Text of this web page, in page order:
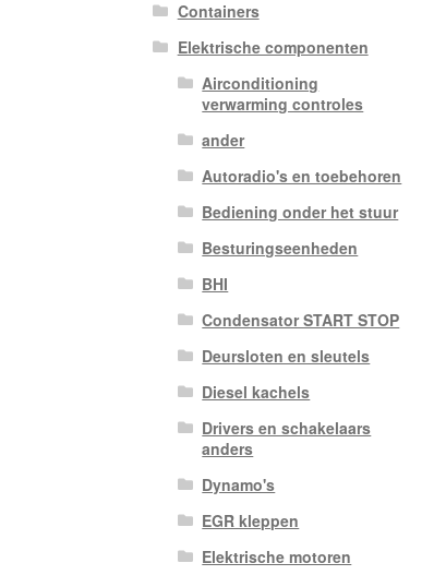
Containers
Elektrische componenten
Airconditioning
verwarming controles
ander
Autoradio's en toebehoren
Bediening onder het stuur
Besturingseenheden
BHI
Condensator START STOP
Deursloten en sleutels
Diesel kachels
Drivers en schakelaars
anders
Dynamo's
EGR kleppen
Elektrische motoren